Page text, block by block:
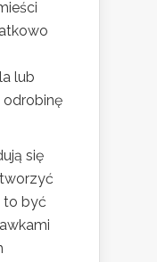
lub
odrobinę
się
to być